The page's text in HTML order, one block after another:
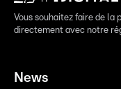
Vous souhaitez faire de la
directement avec notre
News